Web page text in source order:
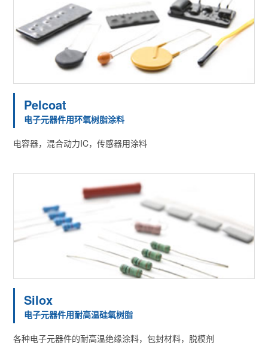
Pelcoat
电子元器件用环氧树脂涂料
电容器，混合动力IC，传感器用涂料
Silox
电子元器件用耐高温硅氧树脂
各种电子元器件的耐高温绝缘涂料，包封材料，脱模剂